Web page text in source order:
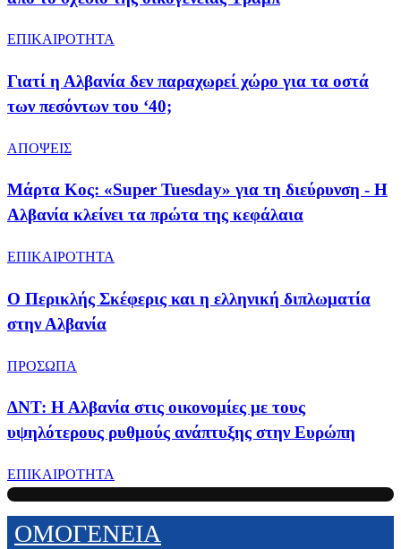
ΕΠΙΚΑΙΡΟΤΗΤΑ
Γιατί η Αλβανία δεν παραχωρεί χώρο για τα οστά
των πεσόντων του ‘40;
ΑΠΟΨΕΙΣ
Μάρτα Κος: «Super Tuesday» για τη διεύρυνση - Η
Αλβανία κλείνει τα πρώτα της κεφάλαια
ΕΠΙΚΑΙΡΟΤΗΤΑ
Ο Περικλής Σκέφερις και η ελληνική διπλωματία
στην Αλβανία
ΠΡΟΣΩΠΑ
ΔΝΤ: Η Αλβανία στις οικονομίες με τους
υψηλότερους ρυθμούς ανάπτυξης στην Ευρώπη
ΕΠΙΚΑΙΡΟΤΗΤΑ
ΟΜΟΓΕΝΕΙΑ